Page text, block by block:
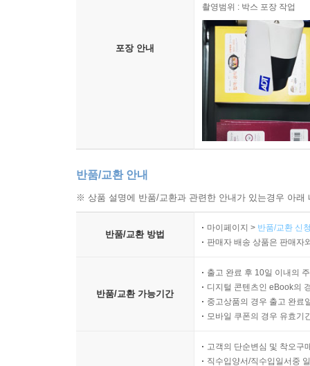
포장 안내
촬영범위 : 박스 포장 작업
반품/교환 안내
※ 상품 설명에 반품/교환과 관련한 안내가 있는경우 아
반품/교환 방법
마이페이지 > 반품/교환 신
판매자 배송 상품은 판매자
반품/교환 가능기간
출고 완료 후 10일 이내의
디지털 콘텐츠인 eBook의
중고상품의 경우 출고 완료
모바일 쿠폰의 경우 유효기
고객의 단순변심 및 착오구
직수입양서/직수입일서중